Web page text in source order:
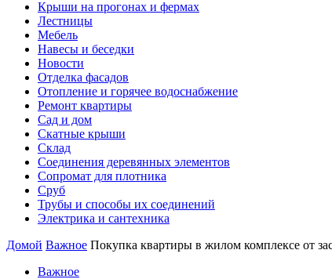
Крыши на прогонах и фермах
Лестницы
Мебель
Навесы и беседки
Новости
Отделка фасадов
Отопление и горячее водоснабжение
Ремонт квартиры
Сад и дом
Скатные крыши
Склад
Соединения деревянных элементов
Сопромат для плотника
Сруб
Трубы и способы их соединений
Электрика и сантехника
Домой Важное Покупка квартиры в жилом комплексе от
Важное